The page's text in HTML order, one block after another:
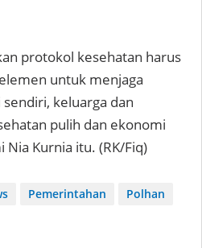
protokol kesehatan harus
untuk menjaga
keluarga dan
pulih dan ekonomi
Nia Kurnia itu. (RK/Fiq)
Pemerintahan
Polhan